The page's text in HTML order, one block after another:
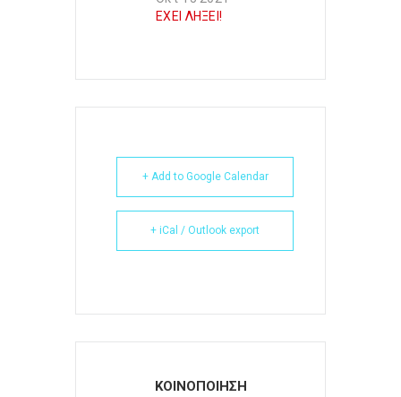
ΕΧΕΙ ΛΗΞΕΙ!
+ Add to Google Calendar
+ iCal / Outlook export
ΚΟΙΝΟΠΟΙΗΣΗ